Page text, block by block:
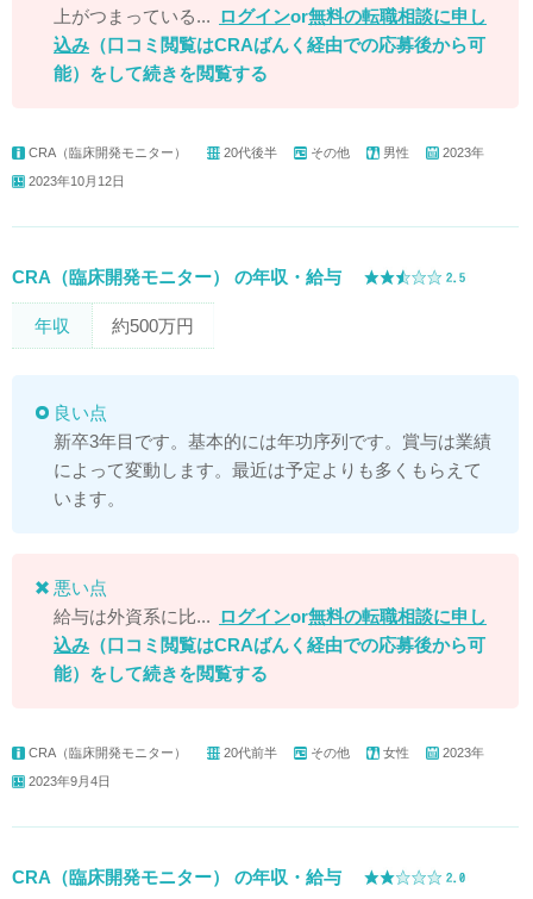
上がつまっている... ログインor無料の転職相談に申し
込み （口コミ閲覧はCRAばんく経由での応募後から可
能） をして続きを閲覧する
CRA（臨床開発モニター） 20代後半 その他 男性
2023年
2023年10月12日
CRA（臨床開発モニター） の年収・給与
年収 約500万円
良い点
新卒3年目です。基本的には年功序列です。賞与は業績
によって変動します。最近は予定よりも多くもらえて
います。
悪い点
給与は外資系に比... ログインor無料の転職相談に申し
込み （口コミ閲覧はCRAばんく経由での応募後から可
能） をして続きを閲覧する
CRA（臨床開発モニター） 20代前半 その他 女性
2023年
2023年9月4日
CRA（臨床開発モニター） の年収・給与